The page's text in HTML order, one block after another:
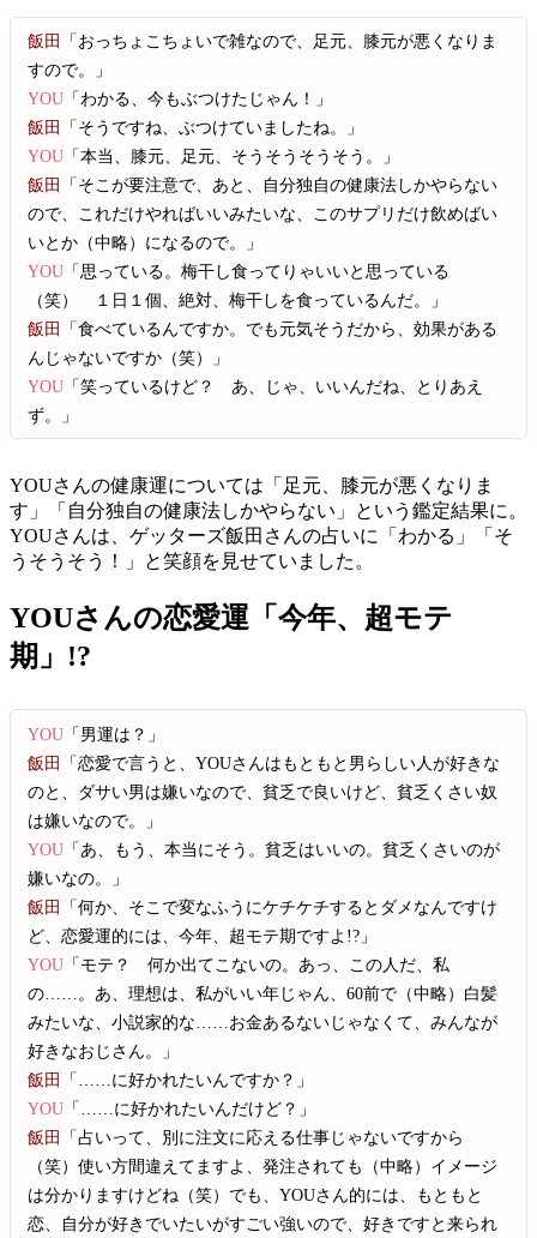
飯田
「おっちょこちょいで雑なので、足元、膝元が悪くなりま
すので。」
YOU 「わかる、今もぶつけたじゃん！」
飯田
「そうですね、ぶつけていましたね。」
YOU 「本当、膝元、足元、そうそうそうそう。」
飯田
「そこが要注意で、あと、自分独自の健康法しかやらない
ので、これだけやればいいみたいな、このサプリだけ飲めばい
いとか（中略）になるので。」
YOU 「思っている。梅干し食ってりゃいいと思っている
（笑） １日１個、絶対、梅干しを食っているんだ。」
飯田
「食べているんですか。でも元気そうだから、効果がある
んじゃないですか（笑）」
YOU 「笑っているけど？ あ、じゃ、いいんだね、とりあえ
ず。」
YOUさんの健康運については「足元、膝元が悪くなりま
す」「自分独自の健康法しかやらない」という鑑定結果に。
YOUさんは、ゲッターズ飯田さんの占いに「わかる」「そ
うそうそう！」と笑顔を見せていました。
YOUさんの恋愛運「今年、超モテ
期」!?
YOU 「男運は？」
飯田
「恋愛で言うと、YOUさんはもともと男らしい人が好きな
のと、ダサい男は嫌いなので、貧乏で良いけど、貧乏くさい奴
は嫌いなので。」
YOU 「あ、もう、本当にそう。貧乏はいいの。貧乏くさいのが
嫌いなの。」
飯田
「何か、そこで変なふうにケチケチするとダメなんですけ
ど、恋愛運的には、今年、超モテ期ですよ!?」
YOU 「モテ？ 何か出てこないの。あっ、この人だ、私
の……。あ、理想は、私がいい年じゃん、60前で（中略）白髪
みたいな、小説家的な……お金あるないじゃなくて、みんなが
好きなおじさん。」
飯田
「……に好かれたいんですか？」
YOU 「……に好かれたいんだけど？」
飯田
「占いって、別に注文に応える仕事じゃないですから
（笑）使い方間違えてますよ、発注されても（中略）イメージ
は分かりますけどね（笑）でも、YOUさん的には、もともと
恋、自分が好きでいたいがすごい強いので、好きですと来られ